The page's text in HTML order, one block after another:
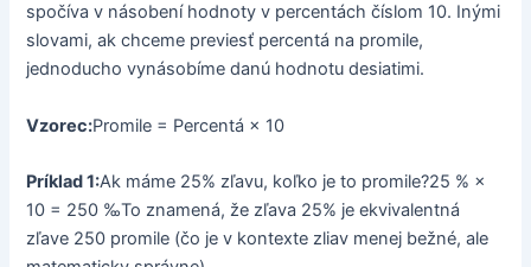
spočíva v násobení hodnoty v percentách číslom 10. Inými
slovami, ak chceme previesť percentá na promile,
jednoducho vynásobíme danú hodnotu desiatimi.
Vzorec:Promile = Percentá × 10
Príklad 1:Ak máme 25% zľavu, koľko je to promile?25 % ×
10 = 250 ‰To znamená, že zľava 25% je ekvivalentná
zľave 250 promile (čo je v kontexte zliav menej bežné, ale